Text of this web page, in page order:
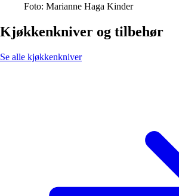
Foto: Marianne Haga Kinder
Kjøkkenkniver og tilbehør
Se alle kjøkkenkniver